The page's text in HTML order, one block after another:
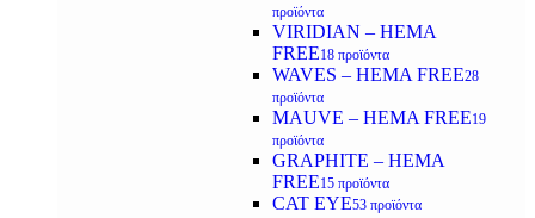
προϊόντα
VIRIDIAN – HEMA
FREE18 προϊόντα
WAVES – HEMA FREE28
προϊόντα
MAUVE – HEMA FREE19
προϊόντα
GRAPHITE – HEMA
FREE15 προϊόντα
CAT EYE53 προϊόντα